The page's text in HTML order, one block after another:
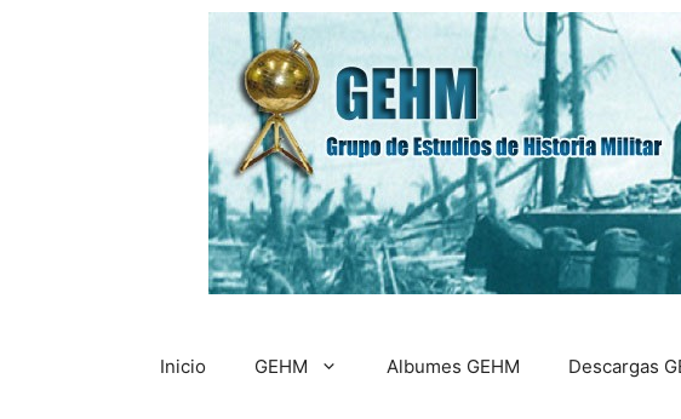
Inicio GEHM Albumes GEHM Descargas